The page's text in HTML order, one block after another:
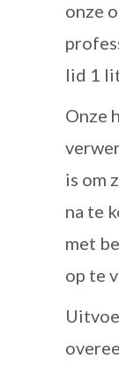
onze
lid 1
Onze
is om
na te
met
op te